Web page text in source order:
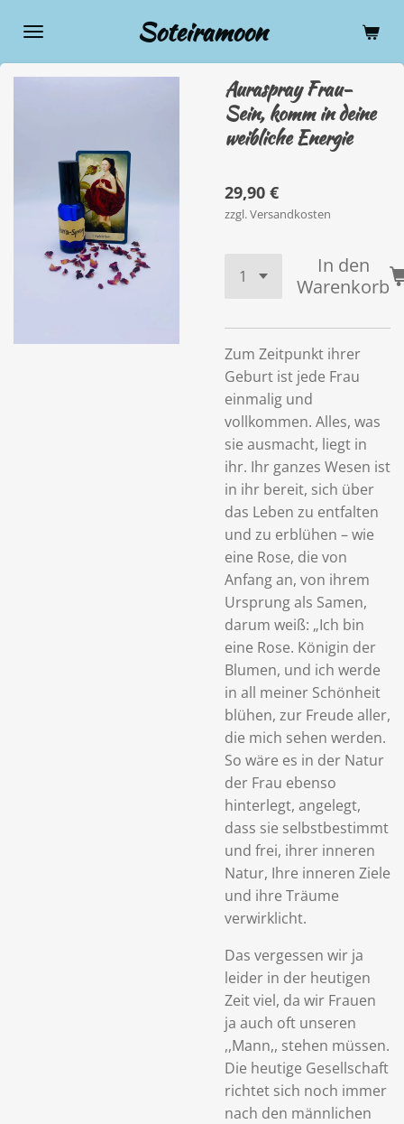
Hauptinhalt
springen
Soteiramoon
Auraspray Frau-
Sein, komm in deine
weibliche Energie
29,90 €
zzgl. Versandkosten
In den
Warenkorb
Zum Zeitpunkt ihrer
Geburt ist jede Frau
einmalig und
vollkommen. Alles, was
sie ausmacht, liegt in
ihr. Ihr ganzes Wesen ist
in ihr bereit, sich über
das Leben zu entfalten
und zu erblühen – wie
eine Rose, die von
Anfang an, von ihrem
Ursprung als Samen,
darum weiß: „Ich bin
eine Rose. Königin der
Blumen, und ich werde
in all meiner Schönheit
blühen, zur Freude aller,
die mich sehen werden.
So wäre es in der Natur
der Frau ebenso
hinterlegt, angelegt,
dass sie selbstbestimmt
und frei, ihrer inneren
Natur, Ihre inneren Ziele
und ihre Träume
verwirklicht.
Das vergessen wir ja
leider in der heutigen
Zeit viel, da wir Frauen
ja auch oft unseren
,,Mann,, stehen müssen.
Die heutige Gesellschaft
richtet sich noch immer
nach den männlichen